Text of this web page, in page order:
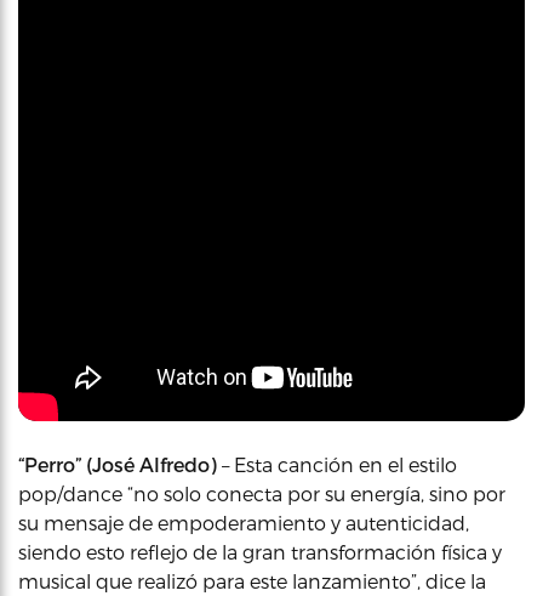
“Perro” (José Alfredo) – Esta canción en el estilo
pop/dance “no solo conecta por su energía, sino por
su mensaje de empoderamiento y autenticidad,
siendo esto reflejo de la gran transformación física y
musical que realizó para este lanzamiento”, dice la